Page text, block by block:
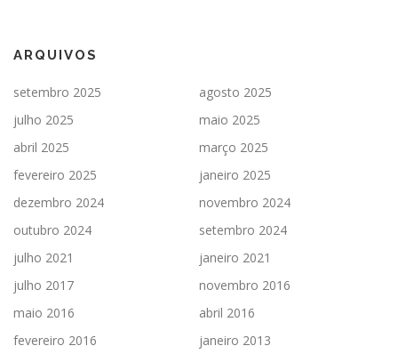
ARQUIVOS
setembro 2025
agosto 2025
julho 2025
maio 2025
abril 2025
março 2025
fevereiro 2025
janeiro 2025
dezembro 2024
novembro 2024
outubro 2024
setembro 2024
julho 2021
janeiro 2021
julho 2017
novembro 2016
maio 2016
abril 2016
fevereiro 2016
janeiro 2013